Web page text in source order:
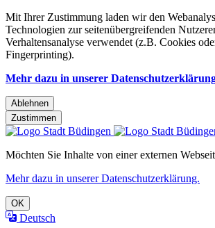
Mit Ihrer Zustimmung laden wir den
Technologien zur seitenübergreifenden
Verhaltensanalyse verwendet (z.B. Cookies
Fingerprinting).
Mehr dazu in unserer
Ablehnen
Zustimmen
Möchten Sie Inhalte von einer externen
Mehr dazu in unserer Datenschutzerklärung.
OK
Deutsch